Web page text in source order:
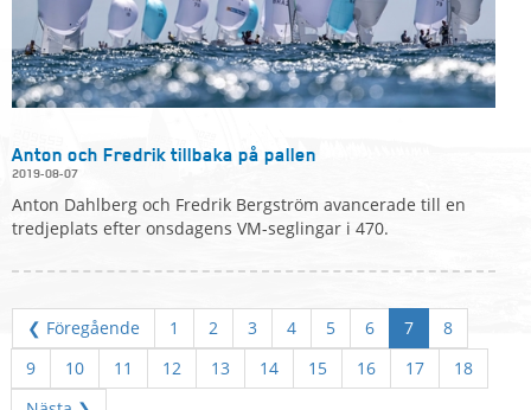
Anton och Fredrik tillbaka på pallen
2019-08-07
Anton Dahlberg och Fredrik Bergström avancerade till en
tredjeplats efter onsdagens VM-seglingar i 470.
❮ Föregående 1 2 3 4 5 6 7
8
9
10 11 12 13 14 15 16 17
18